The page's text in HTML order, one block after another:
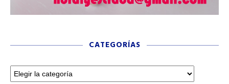
CATEGORÍAS